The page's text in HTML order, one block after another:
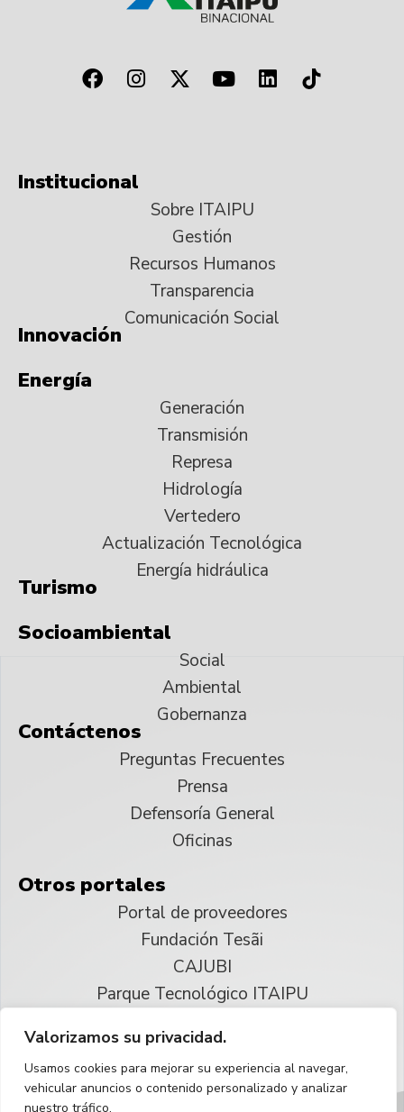
Valorizamos su privacidad.
Usamos cookies para mejorar su experiencia al navegar,
vehicular anuncios o contenido personalizado y analizar
nuestro tráfico.
Institucional
Sobre ITAIPU
Gestión
Recursos Humanos
Transparencia
Comunicación Social
Innovación
Energía
Generación
Transmisión
Represa
Hidrología
Vertedero
Actualización Tecnológica
Energía hidráulica
Turismo
Socioambiental
Social
Ambiental
Gobernanza
Contáctenos
Preguntas Frecuentes
Prensa
Defensoría General
Oficinas
Otros portales
Portal de proveedores
Fundación Tesãi
CAJUBI
Parque Tecnológico ITAIPU
Reservados todos los derechos